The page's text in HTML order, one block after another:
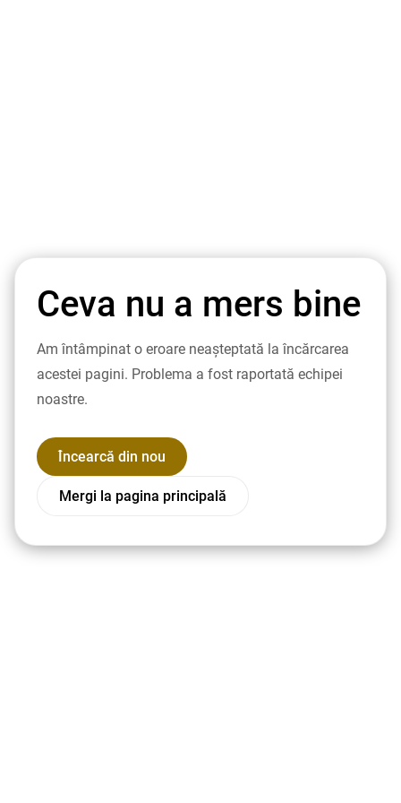
Ceva nu a mers bine
Am întâmpinat o eroare neașteptată la încărcarea
acestei pagini. Problema a fost raportată echipei
noastre.
Încearcă din nou
Mergi la pagina principală